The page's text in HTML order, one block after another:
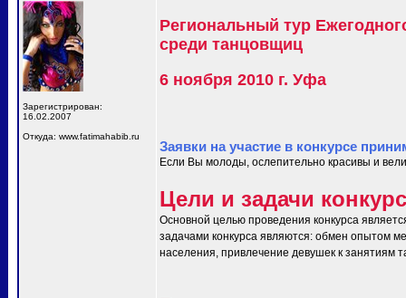
Зарегистрирован:
16.02.2007
Откуда: www.fatimahabib.ru
Региональный тур
среди танцовщиц
6 ноября 2010 г. Уфа
Заявки на участие в конкурсе
Если Вы молоды, ослепительно красивы и
Цели и задачи
Основной целью проведения конкурса
задачами конкурса являются: обмен опытом
населения, привлечение девушек к занятиям